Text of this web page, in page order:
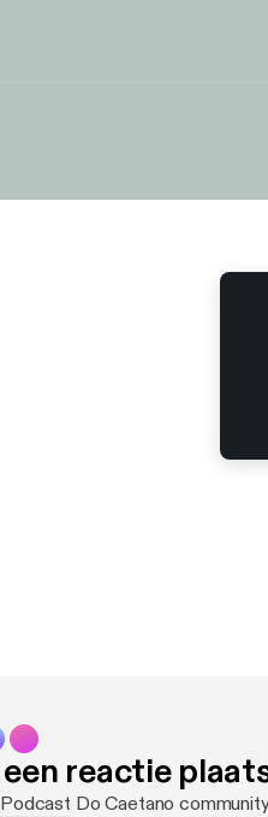
reactie
Do Caetano